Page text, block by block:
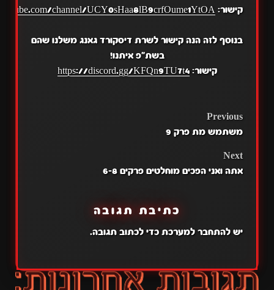
קישור: channel/UCY0sHaa8lB9crfOume1YtOA
בנוסף לזה הנה קישור לשרת דיסקורד גאנג משלנו שהם
בשת"פ איתנו!
קישור:https://discord.gg/KFQn9TU7t4
POST
Previous
משתמש מת פרק 9
Next
אתה ואני הפכים מוחלטים פרקים 6-8
כתיבת תגובה
יש להתחבר למערכתכדי לכתוב תגובה.